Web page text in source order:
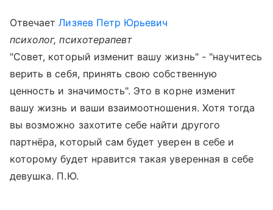
ОтвечаетЛизяев Петр Юрьевич
психолог, психотерапевт
"Совет, который изменит вашу жизнь" - "научитесь
верить в себя, принять свою собственную
ценность и значимость". Это в корне изменит
вашу жизнь и ваши взаимоотношения. Хотя тогда
вы возможно захотите себе найти другого
партнёра, который сам будет уверен в себе и
которому будет нравится такая уверенная в себе
девушка. П.Ю.